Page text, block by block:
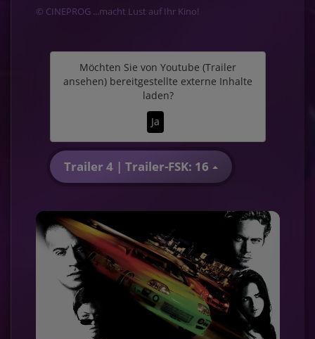
© CINEPROG ...macht Lust auf Ihr Kino!
Möchten Sie von Youtube (Trailer
ansehen) bereitgestellte externe Inhalte
laden?
Ja
Trailer 4 | Trailer-FSK: 16